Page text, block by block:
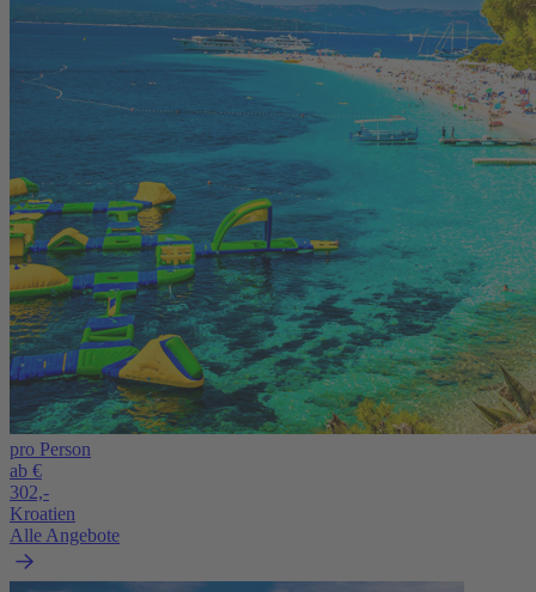
pro Person
ab €
302,-
Kroatien
Alle Angebote